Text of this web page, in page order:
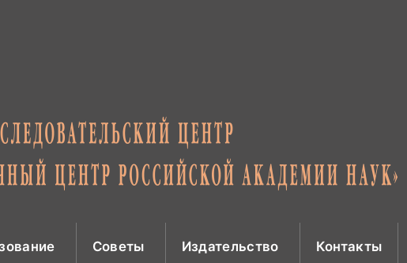
Советы Издательство Контакты